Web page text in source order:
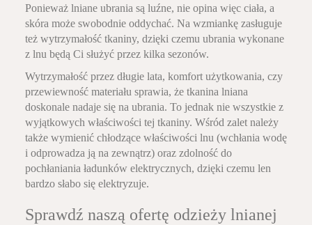
Ponieważ lniane ubrania są luźne, nie opina więc ciała, a
skóra może swobodnie oddychać. Na wzmiankę zasługuje
też wytrzymałość tkaniny, dzięki czemu ubrania wykonane
z lnu będą Ci służyć przez kilka sezonów.
Wytrzymałość przez długie lata, komfort użytkowania, czy
przewiewność materiału sprawia, że tkanina lniana
doskonale nadaje się na ubrania. To jednak nie wszystkie z
wyjątkowych właściwości tej tkaniny. Wśród zalet należy
także wymienić chłodzące właściwości lnu (wchłania wodę
i odprowadza ją na zewnątrz) oraz zdolność do
pochłaniania ładunków elektrycznych, dzięki czemu len
bardzo słabo się elektryzuje.
Sprawdź naszą ofertę odzieży lnianej